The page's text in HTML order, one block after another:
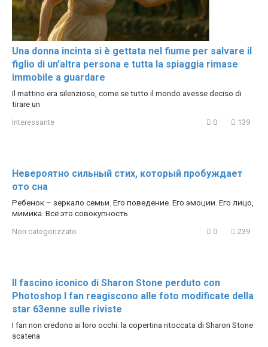
Una donna incinta si è gettata nel fiume per salvare il
figlio di un’altra persona e tutta la spiaggia rimase
immobile a guardare
Il mattino era silenzioso, come se tutto il mondo avesse deciso di
tirare un
Interessante 0 139
Невероятно сильный стих, который пробуждает
ото сна
Ребенок – зеркало семьи. Его поведение. Его эмоции. Его лицо,
мимика. Всё это совокупность
Non categorizzato 0 239
Il fascino iconico di Sharon Stone perduto con
Photoshop I fan reagiscono alle foto modificate della
star 63enne sulle riviste
I fan non credono ai loro occhi: la copertina ritoccata di Sharon Stone
scatena